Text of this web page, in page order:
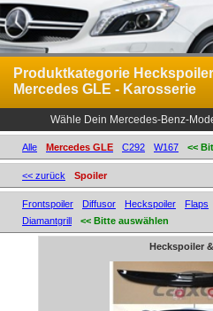
Produktkategorie
Mercedes GLE - Karosserie
Wähle Dein Mercedes-Benz-
Alle Mercedes GLE C292 W167 <<
<< zurück Spoiler
Frontspoiler Diffusor Heckspoiler Flaps
Diamantgrill
<< Bitte auswählen
Heckspoiler